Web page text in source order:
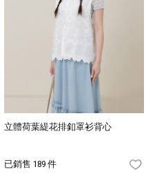
FAVORITES
立體荷葉緹花排釦罩衫背心
已銷售 189 件